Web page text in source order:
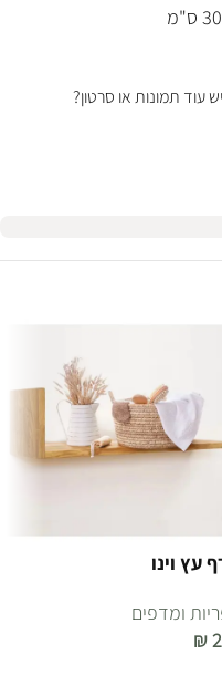
עוד תמונות או סרטון?
עץ וינו
ומדפים
₪